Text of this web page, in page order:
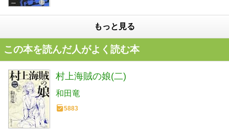
もっと見る
この本を読んだ人がよく読む本
村上海賊の娘(二)
和田竜
5883